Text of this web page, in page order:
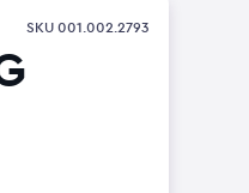
SKU 001.002.2793